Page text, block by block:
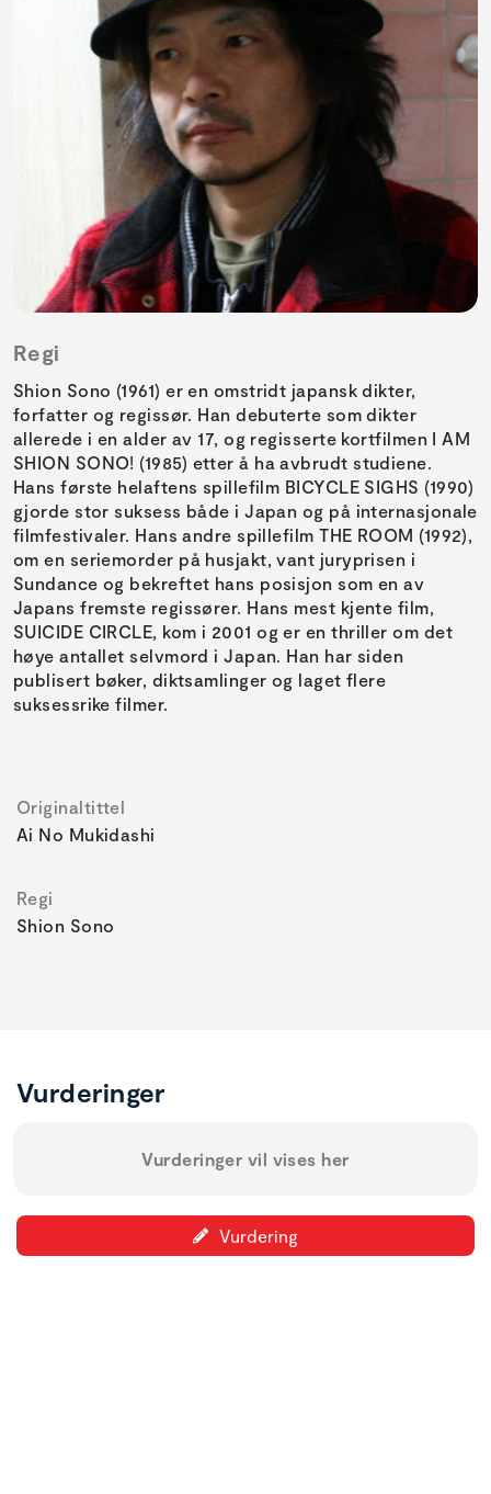
Regi
Shion Sono (1961) er en omstridt japansk dikter,
forfatter og regissør. Han debuterte som dikter
allerede i en alder av 17, og regisserte kortfilmen I AM
SHION SONO! (1985) etter å ha avbrudt studiene.
Hans første helaftens spillefilm BICYCLE SIGHS (1990)
gjorde stor suksess både i Japan og på internasjonale
filmfestivaler. Hans andre spillefilm THE ROOM (1992),
om en seriemorder på husjakt, vant juryprisen i
Sundance og bekreftet hans posisjon som en av
Japans fremste regissører. Hans mest kjente film,
SUICIDE CIRCLE, kom i 2001 og er en thriller om det
høye antallet selvmord i Japan. Han har siden
publisert bøker, diktsamlinger og laget flere
suksessrike filmer.
Originaltittel
Ai No Mukidashi
Regi
Shion Sono
Vurderinger
Vurderinger vil vises her
Vurdering